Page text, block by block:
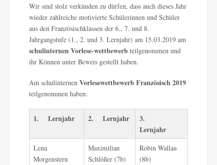
Wir sind stolz verkünden zu dürfen, dass auch dieses Jahr
wieder zahlreiche motivierte Schülerinnen und Schüler
aus den Französischklassen der 6., 7. und 8.
Jahrgangstufe (1., 2. und 3. Lernjahr) am 15.03.2019 am
schulinternen Vorlese-wettbewerb teilgenommen und
ihr Können unter Beweis gestellt haben.
Am schulinternen Vorlesewettbewerb Französisch 2019
teilgenommen haben:
1. Lernjahr 2. Lernjahr
3.
Lernjahr
Lena
Morgenstern
Maximilian
Schlößer (7b)
Robin Wallau
(8b)